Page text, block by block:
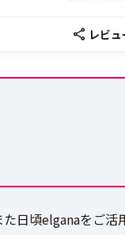
レビ
日頃elganaをご活